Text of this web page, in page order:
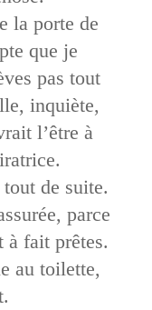
la porte de
que je
pas tout
inquiète,
l’être à
de suite.
parce
à fait prêtes.
au toilette,